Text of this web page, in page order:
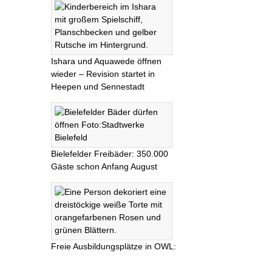
Ishara und Aquawede öffnen
wieder – Revision startet in
Heepen und Sennestadt
Bielefelder Freibäder: 350.000
Gäste schon Anfang August
Freie Ausbildungsplätze in OWL: